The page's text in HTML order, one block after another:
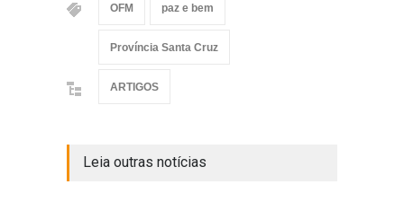
OFM paz e bem
Província Santa Cruz
ARTIGOS
Leia outras notícias